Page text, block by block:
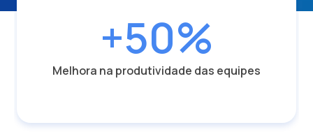
+50%
Melhora na produtividade das equipes